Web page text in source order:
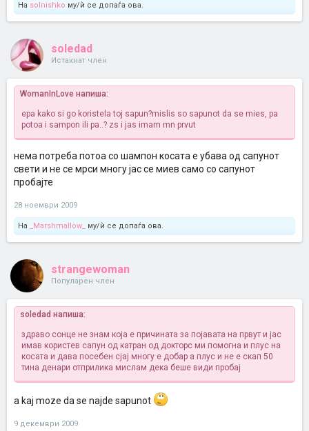
На solnishko му/ѝ се допаѓа ова.
soledad
Истакнат член
WomanInLove напиша:
epa kako si go koristela toj sapun?mislis so sapunot da se mies, pa
potoa i sampon ili pa..? zs i jas imam mn prvut
нема потреба потоа со шампон косата е убава од сапунот
свети и не се мрси многу јас се миев само со сапунот
пробајте
28 ноември 2009
На _Marshmallow_ му/ѝ се допаѓа ова.
strangewoman
Популарен член
soledad напиша:
здраво сонце не знам која е причината за појавата на првут и јас
имав користев сапун од катран од докторс ми помогна и плус на
косата и дава посебен сјај многу е добар а плус и не е скап 50
тина денари отприлика мислам дека беше види пробај
a kaj moze da se najde sapunot
9 декември 2009